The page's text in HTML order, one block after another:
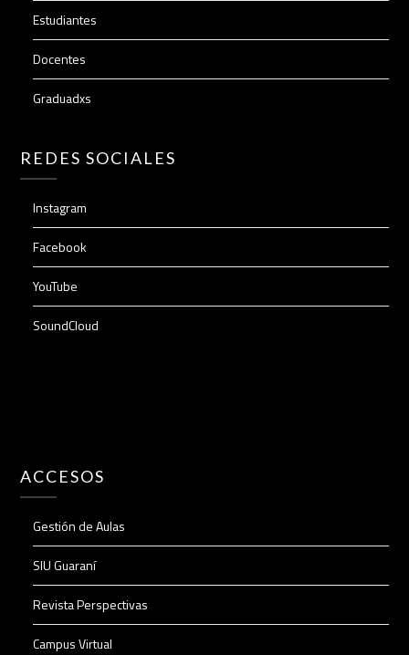
Estudiantes
Docentes
Graduadxs
REDES SOCIALES
Instagram
Facebook
YouTube
SoundCloud
ACCESOS
Gestión de Aulas
SIU Guaraní
Revista Perspectivas
Campus Virtual